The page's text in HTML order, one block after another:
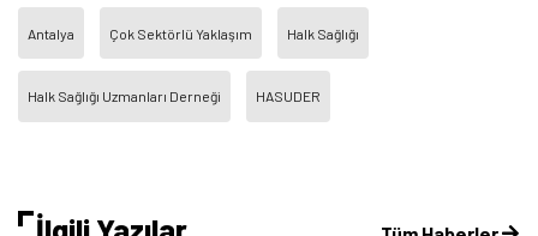
Antalya Çok Sektörlü Yaklaşım Halk Sağlığı
Halk Sağlığı Uzmanları Derneği HASUDER
İlgili Yazılar